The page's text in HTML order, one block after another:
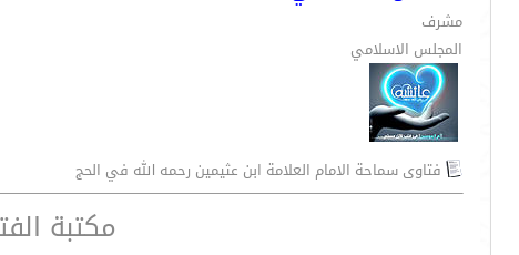
مشرف
المجلس الاسلامي
فتاوى سماحة الامام العلامة ابن عثيمين رحمه الله في الحج
مكتبة